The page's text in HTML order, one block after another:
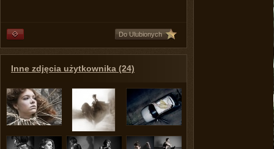
Do Ulubionych
Inne zdjęcia użytkownika (24)